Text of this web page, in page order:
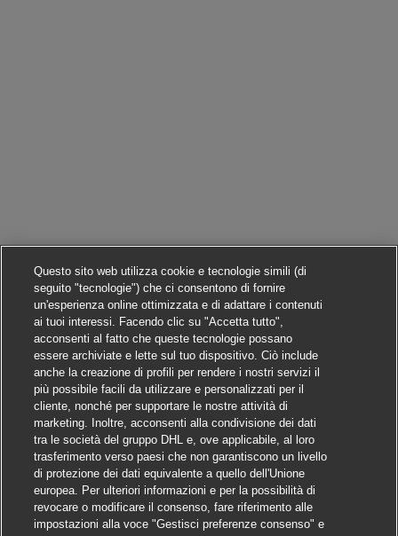
Candidarsi
Questo sito web utilizza cookie e tecnologie simili (di
seguito "tecnologie") che ci consentono di fornire
un'esperienza online ottimizzata e di adattare i contenuti
ai tuoi interessi. Facendo clic su "Accetta tutto",
acconsenti al fatto che queste tecnologie possano
essere archiviate e lette sul tuo dispositivo. Ciò include
anche la creazione di profili per rendere i nostri servizi il
più possibile facili da utilizzare e personalizzati per il
cliente, nonché per supportare le nostre attività di
marketing. Inoltre, acconsenti alla condivisione dei dati
tra le società del gruppo DHL e, ove applicabile, al loro
trasferimento verso paesi che non garantiscono un livello
di protezione dei dati equivalente a quello dell'Unione
europea. Per ulteriori informazioni e per la possibilità di
revocare o modificare il consenso, fare riferimento alle
impostazioni alla voce "Gestisci preferenze consenso" e